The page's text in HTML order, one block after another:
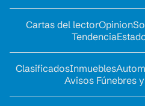
Cartas del lectorOpinion
Tendencia
ClasificadosInmuebles
Avisos Fúnebres